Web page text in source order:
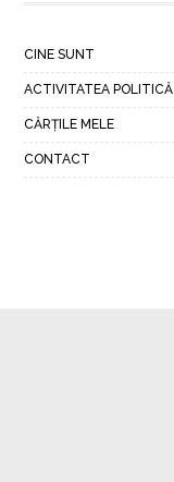
CINE SUNT
ACTIVITATEA POLITICĂ
CĂRȚILE MELE
CONTACT